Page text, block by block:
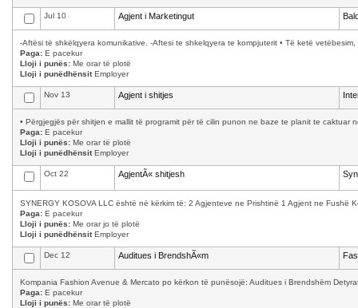
Jul 10 Agjent i Marketingut
-Aftësi të shkëlqyera komunikative. -Aftesi te shkelqyera te kompjuterit • Të ketë
Paga: E pacekur
Lloji i punës: Me orar të plotë
Lloji i punëdhënsitEmployer
Nov 13 Agjent i shitjes
• Përgjegjës për shitjen e mallit të programit për të cilin punon ne baze te planit te caktuar
Paga: E pacekur
Lloji i punës: Me orar të plotë
Lloji i punëdhënsitEmployer
Oct 22 AgjentÃ« shitjesh
SYNERGY KOSOVA LLC është në kërkim të: 2 Agjenteve ne Prishtinë 1 Agjent ne Fushë
Paga: E pacekur
Lloji i punës: Me orar jo të plotë
Lloji i punëdhënsitEmployer
Dec 12 Auditues i BrendshÃ«m
Kompania Fashion Avenue & Mercato po kërkon të punësojë: Auditues i Brendshëm
Paga: E pacekur
Lloji i punës: Me orar të plotë